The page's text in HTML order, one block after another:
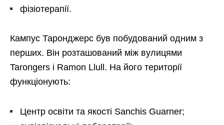
фізіотерапії.
Кампус Таронджерс був побудований одним з
перших. Він розташований між вулицями
Tarongers і Ramon Llull. На його території
функціонують:
Центр освіти та якості Sanchis Guarner;